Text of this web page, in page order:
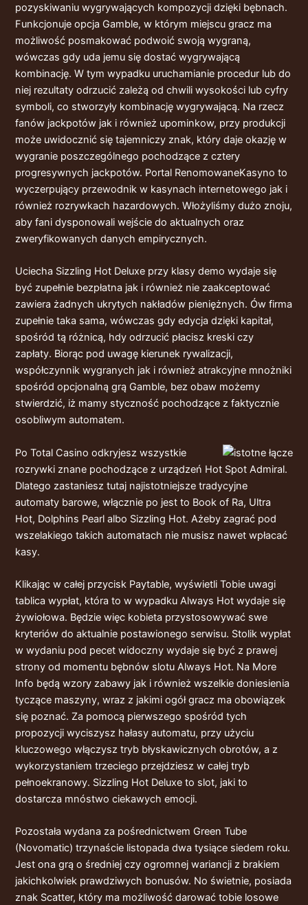
pozyskiwaniu wygrywających kompozycji dzięki bębnach.
Funkcjonuje opcja Gamble, w którym miejscu gracz ma
możliwość posmakować podwoić swoją wygraną,
wówczas gdy uda jemu się dostać wygrywającą
kombinację. W tym wypadku uruchamianie procedur lub do
niej rezultaty odrzucić zależą od chwili wysokości lub cyfry
symboli, co stworzyły kombinację wygrywającą. Na rzecz
fanów jackpotów jak i również upominkow, przy produkcji
może uwidocznić się tajemniczy znak, który daje okazję w
wygranie poszczególnego pochodzące z cztery
progresywnych jackpotów. Portal RenomowaneKasyno to
wyczerpujący przewodnik w kasynach internetowego jak i
również rozrywkach hazardowych. Włożyliśmy dużo znoju,
aby fani dysponowali wejście do aktualnych oraz
zweryfikowanych danych empirycznych.
Uciecha Sizzling Hot Deluxe przy klasy demo wydaje się
być zupełnie bezpłatna jak i również nie zaakceptować
zawiera żadnych ukrytych nakładów pieniężnych. Ów firma
zupełnie taka sama, wówczas gdy edycja dzięki kapitał,
spośród tą różnicą, hdy odrzucić płacisz kreski czy
zapłaty. Biorąc pod uwagę kierunek rywalizacji,
współczynnik wygranych jak i również atrakcyjne mnożniki
spośród opcjonalną grą Gamble, bez obaw możemy
stwierdzić, iż mamy styczność pochodzące z faktycznie
osobliwym automatem.
Po Total Casino odkryjesz wszystkie
rozrywki znane pochodzące z urządzeń Hot Spot Admiral.
Dlatego zastaniesz tutaj najistotniejsze tradycyjne
automaty barowe, włącznie po jest to Book of Ra, Ultra
Hot, Dolphins Pearl albo Sizzling Hot. Ażeby zagrać pod
wszelakiego takich automatach nie musisz nawet wpłacać
kasy.
Klikając w całej przycisk Paytable, wyświetli Tobie uwagi
tablica wypłat, która to w wypadku Always Hot wydaje się
żywiołowa. Będzie więc kobieta przystosowywać swe
kryteriów do aktualnie postawionego serwisu. Stolik wypłat
w wydaniu pod pecet widoczny wydaje się być z prawej
strony od momentu bębnów slotu Always Hot. Na More
Info będą wzory zabawy jak i również wszelkie doniesienia
tyczące maszyny, wraz z jakimi ogół gracz ma obowiązek
się poznać. Za pomocą pierwszego spośród tych
propozycji wyciszysz hałasy automatu, przy użyciu
kluczowego włączysz tryb błyskawicznych obrotów, a z
wykorzystaniem trzeciego przejdziesz w całej tryb
pełnoekranowy. Sizzling Hot Deluxe to slot, jaki to
dostarcza mnóstwo ciekawych emocji.
Pozostała wydana za pośrednictwem Green Tube
(Novomatic) trzynaście listopada dwa tysiące siedem roku.
Jest ona grą o średniej czy ogromnej wariancji z brakiem
jakichkolwiek prawdziwych bonusów. No świetnie, posiada
znak Scatter, który ma możliwość darować tobie losowe